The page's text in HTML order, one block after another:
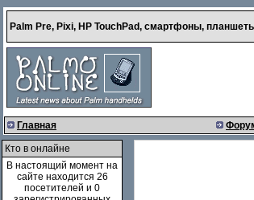
Palm Pre, Pixi, HP TouchPad, смартфоны,
Главная
Кто в онлайне
В настоящий момент на
сайте находится 26
посетителей и 0